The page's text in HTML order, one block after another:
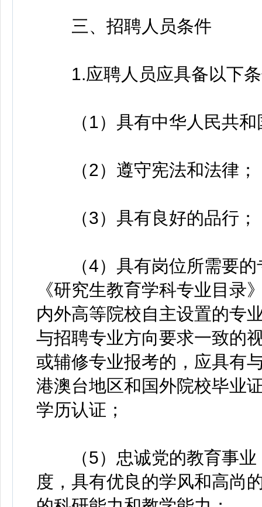
三、招聘人员条件
1.应聘人员应具备以下条
（1）具有中华人民共和
（2）遵守宪法和法律；
（3）具有良好的品行；
（4）具有岗位所需要的
《研究生教育学科专业目录
内外高等院校自主设置的专
与招聘专业方向要求一致的
或辅修专业报考的，应具有
港澳台地区和国外院校毕业
学历认证；
（5）忠诚党的教育事业
度，具有优良的学风和高尚